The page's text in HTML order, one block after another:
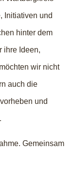
Initiativen und
hinter dem
ihre Ideen,
wir nicht
auch die
und
Gemeinsam